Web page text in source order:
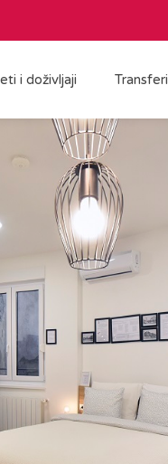
i doživljaji Transferi